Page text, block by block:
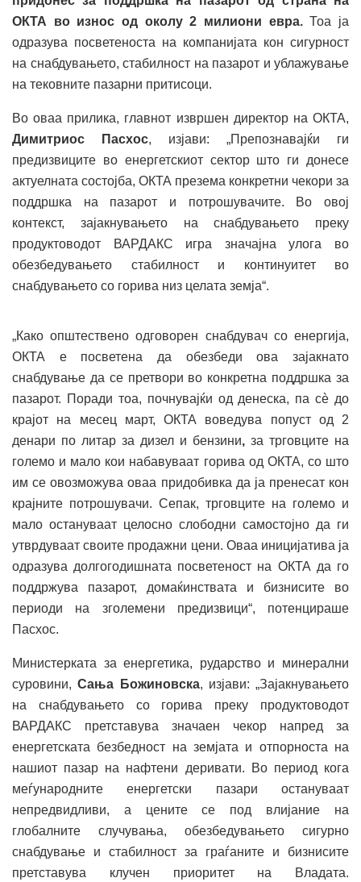
ОКТА во износ од околу 2 милиони евра.Тоа ја
одразува посветеноста на компанијата кон сигурност
на снабдувањето, стабилност на пазарот и ублажување
на тековните пазарни притисоци.
Во оваа прилика, главнот извршен директор на ОКТА,
Димитриос Пасхос, изјави: „Препознавајќи ги
предизвиците во енергетскиот сектор што ги донесе
актуелната состојба, ОКТА презема конкретни чекори за
поддршка на пазарот и потрошувачите. Во овој
контекст, зајакнувањето на снабдувањето преку
продуктоводот ВАРДАКС игра значајна улога во
обезбедувањето стабилност и континуитет во
снабдувањето со горива низ целата земја“.
„Како општествено одговорен снабдувач со енергија,
ОКТА е посветена да обезбеди ова зајакнато
снабдување да се претвори во конкретна поддршка за
пазарот. Поради тоа, почнувајќи од денеска, па сè до
крајот на месец март, ОКТА воведува попуст од 2
денари по литар за дизел и бензини, за трговците на
големо и мало кои набавуваат горива од ОКТА, со што
им се овозможува оваа придобивка да ја пренесат кон
крајните потрошувачи. Сепак, трговците на големо и
мало остануваат целосно слободни самостојно да ги
утврдуваат своите продажни цени. Оваа иницијатива ја
одразува долгогодишната посветеност на ОКТА да го
поддржува пазарот, домаќинствата и бизнисите во
периоди на зголемени предизвици“, потенцираше
Пасхос.
Министерката за енергетика, рударство и минерални
суровини,Сања Божиновска, изјави: „Зајакнувањето
на снабдувањето со горива преку продуктоводот
ВАРДАКС претставува значаен чекор напред за
енергетската безбедност на земјата и отпорноста на
нашиот пазар на нафтени деривати. Во период кога
меѓународните енергетски пазари остануваат
непредвидливи, а цените се под влијание на
глобалните случувања, обезбедувањето сигурно
снабдување и стабилност за граѓаните и бизнисите
претставува клучен приоритет на Владата.